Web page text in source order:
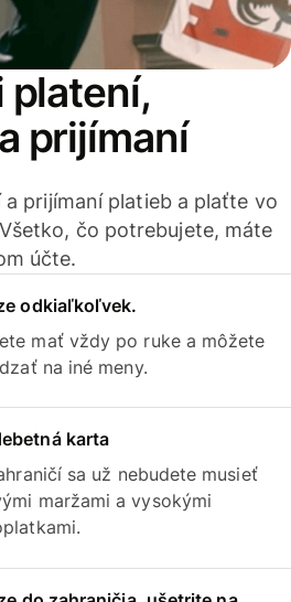
platení,
prijímaní
prijímaní platieb a plaťte vo
čo potrebujete, máte
účte.
odkiaľkoľvek.
mať vždy po ruke a môžete
na iné meny.
karta
sa už nebudete musieť
maržami a vysokými